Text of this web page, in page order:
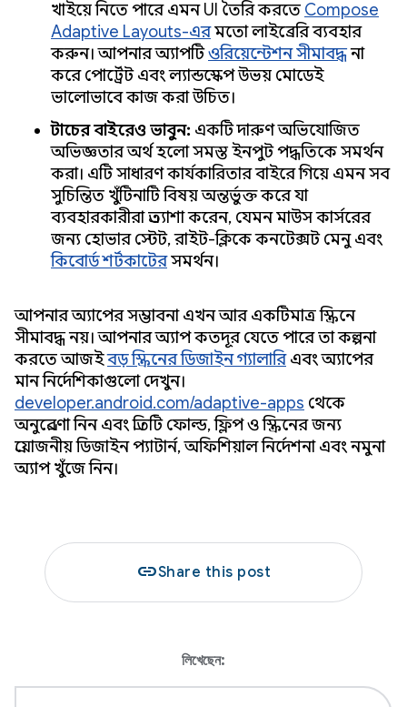
খাইয়ে নিতে পারে এমন UI তৈরি করতে Compose
Adaptive Layouts-এরমতো লাইব্রেরি ব্যবহার
করুন। আপনার অ্যাপটিওরিয়েন্টেশন সীমাবদ্ধনা
করে পোর্ট্রেট এবং ল্যান্ডস্কেপ উভয় মোডেই
ভালোভাবে কাজ করা উচিত।
টাচের বাইরেও ভাবুন: একটি দারুণ অভিযোজিত
অভিজ্ঞতার অর্থ হলো সমস্ত ইনপুট পদ্ধতিকে সমর্থন
করা। এটি সাধারণ কার্যকারিতার বাইরে গিয়ে এমন সব
সুচিন্তিত খুঁটিনাটি বিষয় অন্তর্ভুক্ত করে যা
ব্যবহারকারীরা প্রত্যাশা করেন, যেমন মাউস কার্সরের
জন্য হোভার স্টেট, রাইট-ক্লিকে কনটেক্সট মেনু এবং
কিবোর্ড শর্টকাটেরসমর্থন।
আপনার অ্যাপের সম্ভাবনা এখন আর একটিমাত্র স্ক্রিনে
সীমাবদ্ধ নয়। আপনার অ্যাপ কতদূর যেতে পারে তা কল্পনা
করতে আজইবড় স্ক্রিনের ডিজাইন গ্যালারিএবং অ্যাপের
মান নির্দেশিকাগুলো দেখুন।
developer.android.com/adaptive-apps থেকে
অনুপ্রেরণা নিন এবং প্রতিটি ফোল্ড, ফ্লিপ ও স্ক্রিনের জন্য
প্রয়োজনীয় ডিজাইন প্যাটার্ন, অফিশিয়াল নির্দেশনা এবং নমুনা
অ্যাপ খুঁজে নিন।
linkShare this post
লিখেছেন: